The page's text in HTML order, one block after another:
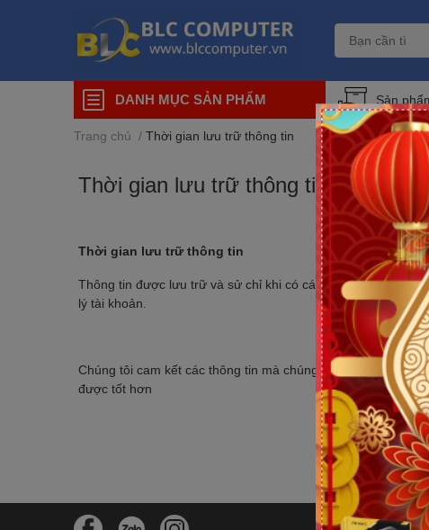
DANH MỤC SẢN PHẨM Sản
Trang chủ / Thời gian lưu trữ thông tin
Thời gian lưu trữ thông tin
Thời gian lưu trữ thông tin
Thông tin được lưu trữ và sử chỉ khi có các phát sinh tự
lý tài khoản.
Chúng tôi cam kết các thông tin mà chúng tôi thu thập
được tốt hơn
CÔNG TY